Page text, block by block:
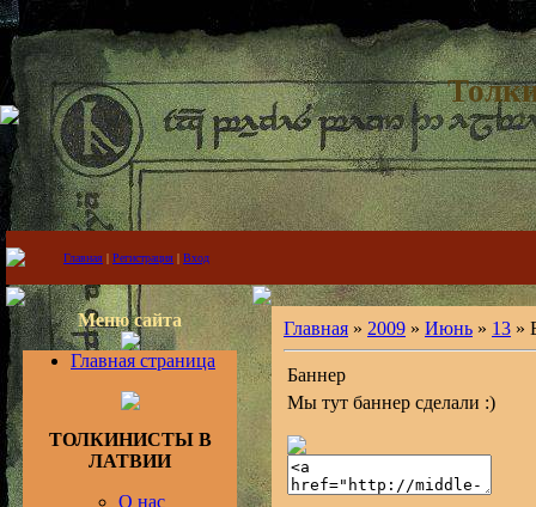
Главная | Регистрация | Вход
Меню сайта
Главная страница
ТОЛКИНИСТЫ В
ЛАТВИИ
О нас
Главная » 2009 » Июнь » 13 »
Баннер
Мы тут баннер сделали :)